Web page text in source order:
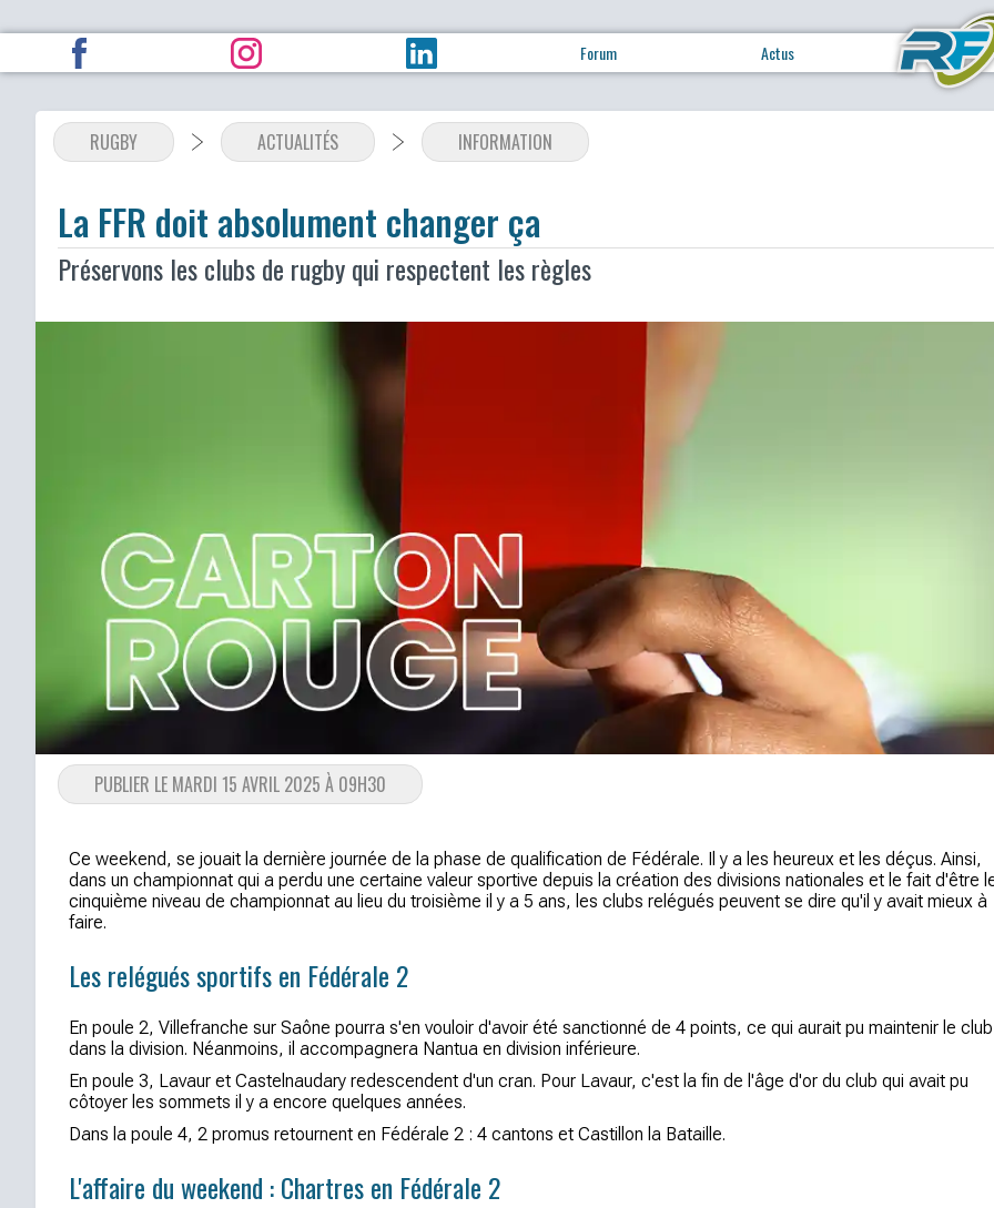
Forum Actus
RUGBY ACTUALITÉS INFORMATION
La FFR doit absolument changer ça
Préservons les clubs de rugby qui respectent les règles
PUBLIER LE MARDI 15 AVRIL 2025 À 09H30
Ce weekend, se jouait la dernière journée de la phase de qualification de Fédérale. Il y a les heureux et les déçus. Ainsi,
dans un championnat qui a perdu une certaine valeur sportive depuis la création des divisions nationales et le fait d'être
cinquième niveau de championnat au lieu du troisième il y a 5 ans, les clubs relégués peuvent se dire qu'il y avait mieux à
faire.
Les relégués sportifs en Fédérale 2
En poule 2, Villefranche sur Saône pourra s'en vouloir d'avoir été sanctionné de 4 points, ce qui aurait pu maintenir le club
dans la division. Néanmoins, il accompagnera Nantua en division inférieure.
En poule 3, Lavaur et Castelnaudary redescendent d'un cran. Pour Lavaur, c'est la fin de l'âge d'or du club qui avait pu
côtoyer les sommets il y a encore quelques années.
Dans la poule 4, 2 promus retournent en Fédérale 2 : 4 cantons et Castillon la Bataille.
L'affaire du weekend : Chartres en Fédérale 2